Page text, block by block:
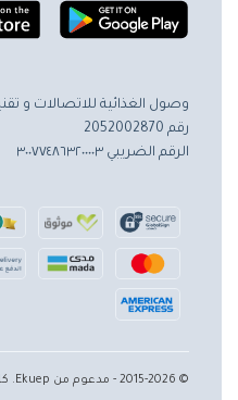
وصول الغذائية للاتصالات و
رقم 2052002870
الرقم الضريبي ٣٠٠٧٧٤٨٦٣٢٠٠٠٠٣
© 2015-2026 - مدعوم من Ekuep. كل الحقوق محفوظة